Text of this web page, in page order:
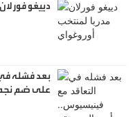
دييغو
بعد فشله
على ضم نجم